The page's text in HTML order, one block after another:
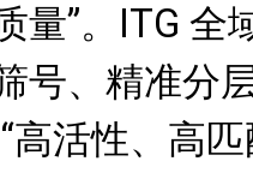
量”。ITG
号、精准分
高活性、高